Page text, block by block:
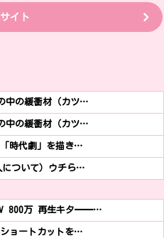
イト
中の緩衝材（カツ…
中の緩衝材（カツ…
「時代劇」を描き…
について）ウチら…
800万 再生キタ━━…
ョートカットを…